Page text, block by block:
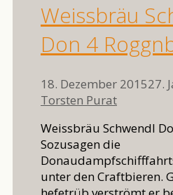
Weissbräu
Don 4
18. Dezember 201527.
Torsten Purat
Weissbräu Schwendl
Sozusagen die
unter den Craftbieren.